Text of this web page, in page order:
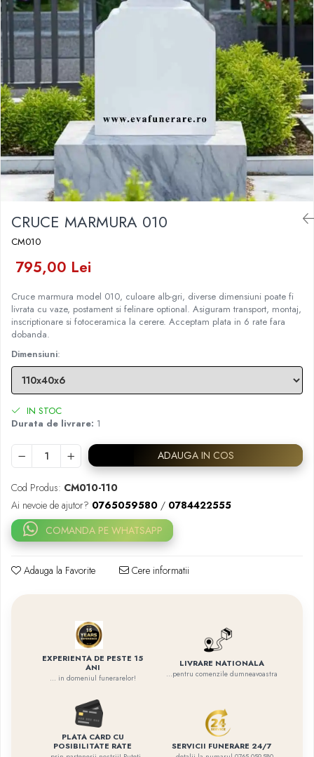
Placa memoriala
Placute ABS personalizate
Solutii intretinere granit si
marmura
CRUCE MARMURA 010
CM010
795,00 Lei
Cruce marmura model 010, culoare alb-gri, diverse dimensiuni poate fi
livrata cu vaze, postament si felinare optional. Asiguram transport, montaj,
inscriptionare si fotoceramica la cerere. Acceptam plata in 6 rate fara
dobanda.
Dimensiuni:
IN STOC
Durata de livrare: 1
ADAUGA IN COS
Cod Produs: CM010-110
Ai nevoie de ajutor? 0765059580 / 0784422555
COMANDA PE WHATSAPP
Adauga la Favorite Cere informatii
EXPERIENTA DE PESTE 15
ANI
... in domeniul funerarelor!
LIVRARE NATIONALA
...pentru comenzile dumneavoastra
PLATA CARD CU
POSIBILITATE RATE
SERVICII FUNERARE 24/7